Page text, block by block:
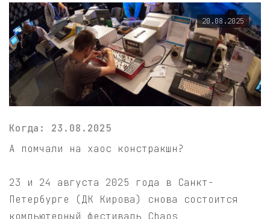
20.08.2025
Когда: 23.08.2025
А помчали на хаос констракшн?
23 и 24 августа 2025 года в Санкт-
Петербурге (ДК Кирова) снова состоится
компьютерный фестиваль Chaos